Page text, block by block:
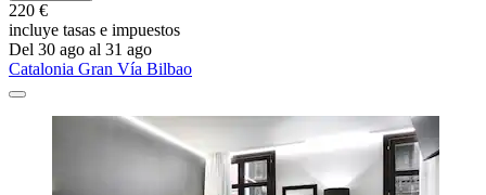
220 €
incluye tasas e impuestos
Del 30 ago al 31 ago
Catalonia Gran Vía Bilbao